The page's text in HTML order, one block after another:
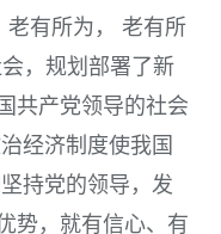
老有所为， 老有所
，规划部署了新
共产党领导的社会
经济制度使我国
持党的领导，发
势，就有信心、有